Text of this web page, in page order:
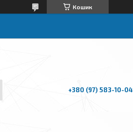
Кошик
+380 (97) 583-10-04